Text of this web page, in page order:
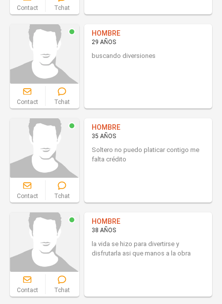
Contact Tchat
Contact Tchat
HOMBRE
29 AÑOS
buscando diversiones
Contact Tchat
HOMBRE
35 AÑOS
Soltero no puedo platicar contigo me
falta crédito
Contact Tchat
HOMBRE
38 AÑOS
la vida se hizo para divertirse y
disfrutarla asi que manos a la obra